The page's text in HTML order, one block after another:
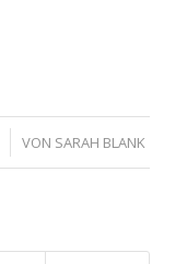
VON SARAH BLANK